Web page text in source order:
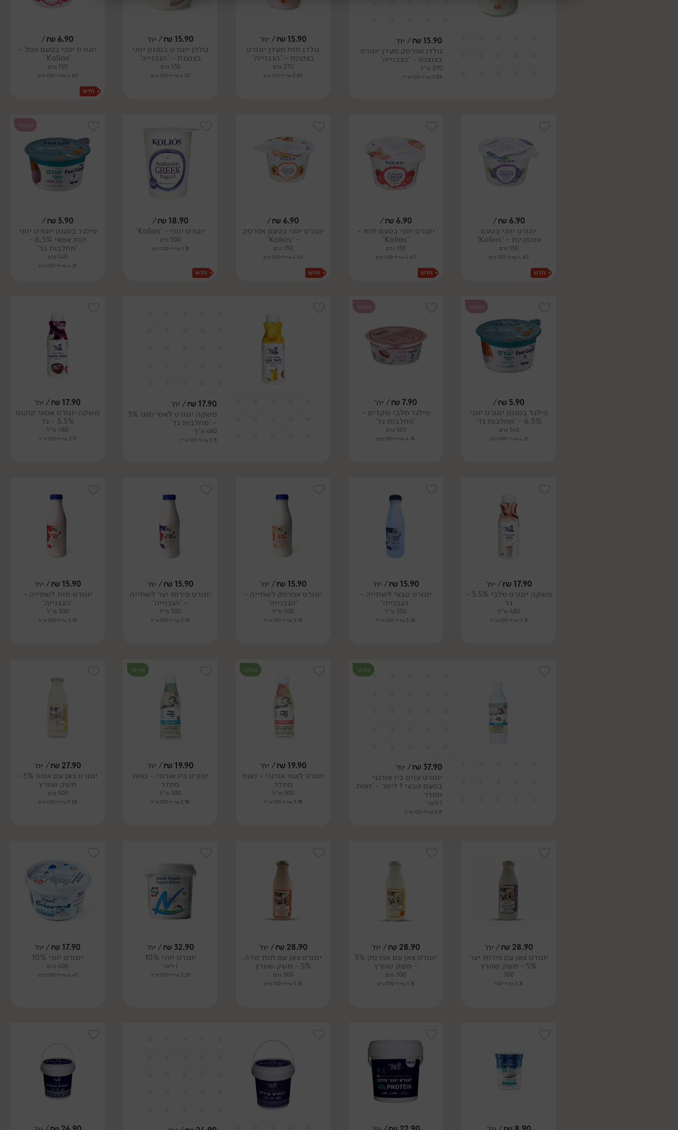
15.90
₪/ יח׳
גולדן אפרסק מעדן יוגורט
בצנצנת - 'הגבנייה'
270 מ״ל
5.89 ₪ ל-100 מ״ל
15.90
₪/ יח׳
גולדן תות מעדן יוגורט
בצנצנת - 'הגבנייה'
270 גרם
5.89 ₪ ל-100 גרם
15.90
₪/ יח׳
גולדן יוגורט בסגנון יווני
בצנצנת - 'הגבנייה'
350 גרם
4.54 ₪ ל-100 גרם
6.90
₪
/
יוגורט יווני בטעם פטל -
'Kolios'
150 גרם
4.60 ₪ ל-100 גרם
6.90
₪
/
יוגורט יווני בטעם
אוכמניות - 'Kolios'
150 גרם
4.60 ₪ ל-100 גרם
6.90
₪
/
יוגורט יווני בטעם תות -
'Kolios'
150 גרם
4.60 ₪ ל-100 גרם
6.90
₪
/
יוגורט יווני בטעם אפרסק
- 'Kolios'
150 גרם
4.60 ₪ ל-100 גרם
18.90
₪
/
יוגורט יווני - 'Kolios'
500 גרם
3.78 ₪ ל-100 גרם
טבעוני
5.90
₪
/
פילגד בסגנון יוגורט יווני
תות אסאי 6.5% -
'מחלבות גד'
140 גרם
4.21 ₪ ל-100 גרם
טבעוני
5.90
₪
/
פילגד בסגנון יוגורט יווני
6.5% - 'מחלבות גד'
140 גרם
4.21 ₪ ל-100 גרם
טבעוני
7.90
₪/ יח׳
פילגד מלבי שקדים -
'מחלבות גד'
160 גרם
4.94 ₪ ל-100 גרם
17.90
₪/ יח׳
משקה יוגורט לאסי מנגו 3%
- 'מחלבות גד'
480 מ"ל
3.73 ₪ ל-100 מ"ל
17.90
₪/ יח׳
משקה יוגורט אסאי קוקוס
3.5% - גד
480 מ"ל
3.73 ₪ ל-100 מ"ל
17.90
₪/ יח׳
משקה יוגורט מלבי 3.5% -
גד
480 מ"ל
3.73 ₪ ל-100 מ"ל
15.90
₪/ יח׳
יוגורט טבעי לשתייה -
'הגבנייה'
500 מ״ל
3.18 ₪ ל-100 מ״ל
15.90
₪/ יח׳
יוגורט אפרסק לשתייה -
'הגבנייה'
500 מ״ל
3.18 ₪ ל-100 מ״ל
15.90
₪/ יח׳
יוגורט פירות יער לשתייה
- 'הגבנייה'
500 מ״ל
3.18 ₪ ל-100 מ״ל
15.90
₪/ יח׳
יוגורט תות לשתייה -
'הגבנייה'
500 מ״ל
3.18 ₪ ל-100 מ״ל
אורגני
37.90
₪/ יח׳
יוגורט עזים ביו אורגני
בטעם טבעי 1 ליטר - 'נאות
סמדר'
1 ליטר
3.79 ₪ ל-100 מ״ל
אורגני
19.90
₪/ יח׳
יוגורט לאסי אורגני - נאות
סמדר
500 מ״ל
3.98 ₪ ל-100 מ״ל
אורגני
19.90
₪/ יח׳
יוגורט ביו אורגני - נאות
סמדר
500 מ״ל
3.98 ₪ ל-100 מ״ל
27.90
₪/ יח׳
יוגורט צאן עם אננס 5% -
משק שוורץ
500 גרם
5.58 ₪ ל-100 גרם
28.90
₪/ יח׳
יוגורט צאן עם פירות יער
5% - משק שוורץ
500
5.78 ₪ ל-100
28.90
₪/ יח׳
יוגורט צאן עם אפרסק 5%
- משק שוורץ
500 גרם
5.78 ₪ ל-100 גרם
28.90
₪/ יח׳
יוגורט צאן עם תות שדה
5% - משק שוורץ
500 גרם
5.78 ₪ ל-100 גרם
32.90
₪/ יח׳
יוגורט יווני 10%
1 ליטר
3.29 ₪ ל-100 מ״ל
17.90
₪/ יח׳
יוגורט יווני 10%
400 גרם
4.47 ₪ ל-100 גרם